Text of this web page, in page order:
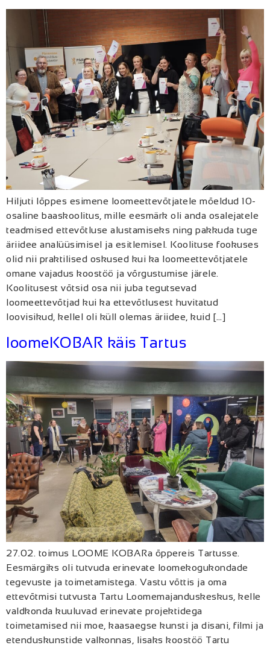
Hiljuti lõppes esimene loomeettevõtjatele mõeldud 10-
osaline baaskoolitus, mille eesmärk oli anda osalejatele
teadmised ettevõtluse alustamiseks ning pakkuda tuge
äriidee analüüsimisel ja esitlemisel. Koolituse fookuses
olid nii praktilised oskused kui ka loomeettevõtjatele
omane vajadus koostöö ja võrgustumise järele.
Koolitusest võtsid osa nii juba tegutsevad
loomeettevõtjad kui ka ettevõtlusest huvitatud
loovisikud, kellel oli küll olemas äriidee, kuid […]
loomeKOBAR käis Tartus
27.02. toimus LOOME KOBARa õppereis Tartusse.
Eesmärgiks oli tutvuda erinevate loomekogukondade
tegevuste ja toimetamistega. Vastu võttis ja oma
ettevõtmisi tutvusta Tartu Loomemajanduskeskus, kelle
valdkonda kuuluvad erinevate projektidega
toimetamised nii moe, kaasaegse kunsti ja disani, filmi ja
etenduskunstide valkonnas, lisaks koostöö Tartu